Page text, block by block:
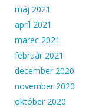
máj 2021
apríl 2021
marec 2021
február 2021
december 2020
november 2020
október 2020